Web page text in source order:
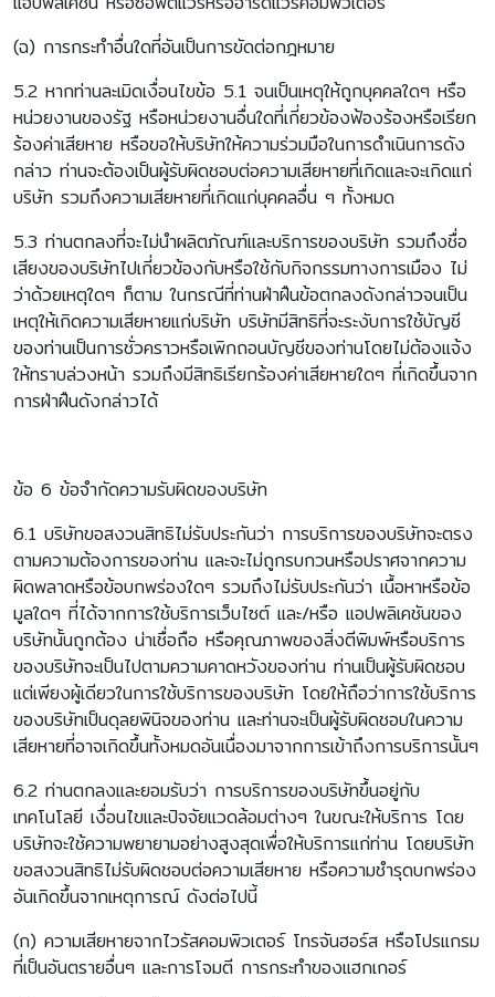
(ฉ) การกระทำอื่นใดที่อันเป็นการขัดต่อกฎหมาย
5.2 หากท่านละเมิดเงื่อนไขข้อ 5.1 จนเป็นเหตุให้ถูกบุคคลใดๆ หรือ
หน่วยงานของรัฐ หรือหน่วยงานอื่นใดที่เกี่ยวข้องฟ้องร้องหรือเรียก
ร้องค่าเสียหาย หรือขอให้บริษัทให้ความร่วมมือในการดำเนินการดัง
กล่าว ท่านจะต้องเป็นผู้รับผิดชอบต่อความเสียหายที่เกิดและจะเกิดแก่
บริษัท รวมถึงความเสียหายที่เกิดแก่บุคคลอื่น ๆ ทั้งหมด
5.3 ท่านตกลงที่จะไม่นำผลิตภัณฑ์และบริการของบริษัท รวมถึงชื่อ
เสียงของบริษัทไปเกี่ยวข้องกับหรือใช้กับกิจกรรมทางการเมือง ไม่
ว่าด้วยเหตุใดๆ ก็ตาม ในกรณีที่ท่านฝ่าฝืนข้อตกลงดังกล่าวจนเป็น
เหตุให้เกิดความเสียหายแก่บริษัท บริษัทมีสิทธิที่จะระงับการใช้บัญชี
ของท่านเป็นการชั่วคราวหรือเพิกถอนบัญชีของท่านโดยไม่ต้องแจ้ง
ให้ทราบล่วงหน้า รวมถึงมีสิทธิเรียกร้องค่าเสียหายใดๆ ที่เกิดขึ้นจาก
การฝ่าฝืนดังกล่าวได้
ข้อ 6 ข้อจำกัดความรับผิดของบริษัท
6.1 บริษัทขอสงวนสิทธิไม่รับประกันว่า การบริการของบริษัทจะตรง
ตามความต้องการของท่าน และจะไม่ถูกรบกวนหรือปราศจากความ
ผิดพลาดหรือข้อบกพร่องใดๆ รวมถึงไม่รับประกันว่า เนื้อหาหรือข้อ
มูลใดๆ ที่ได้จากการใช้บริการเว็บไซต์ และ/หรือ แอปพลิเคชันของ
บริษัทนั้นถูกต้อง น่าเชื่อถือ หรือคุณภาพของสิ่งตีพิมพ์หรือบริการ
ของบริษัทจะเป็นไปตามความคาดหวังของท่าน ท่านเป็นผู้รับผิดชอบ
แต่เพียงผู้เดียวในการใช้บริการของบริษัท โดยให้ถือว่าการใช้บริการ
ของบริษัทเป็นดุลยพินิจของท่าน และท่านจะเป็นผู้รับผิดชอบในความ
เสียหายที่อาจเกิดขึ้นทั้งหมดอันเนื่องมาจากการเข้าถึงการบริการนั้นๆ
6.2 ท่านตกลงและยอมรับว่า การบริการของบริษัทขึ้นอยู่กับ
เทคโนโลยี เงื่อนไขและปัจจัยแวดล้อมต่างๆ ในขณะให้บริการ โดย
บริษัทจะใช้ความพยายามอย่างสูงสุดเพื่อให้บริการแก่ท่าน โดยบริษัท
ขอสงวนสิทธิไม่รับผิดชอบต่อความเสียหาย หรือความชำรุดบกพร่อง
อันเกิดขึ้นจากเหตุการณ์ ดังต่อไปนี้
(ก) ความเสียหายจากไวรัสคอมพิวเตอร์ โทรจันฮอร์ส หรือโปรแกรม
ที่เป็นอันตรายอื่นๆ และการโจมตี การกระทำของแฮกเกอร์